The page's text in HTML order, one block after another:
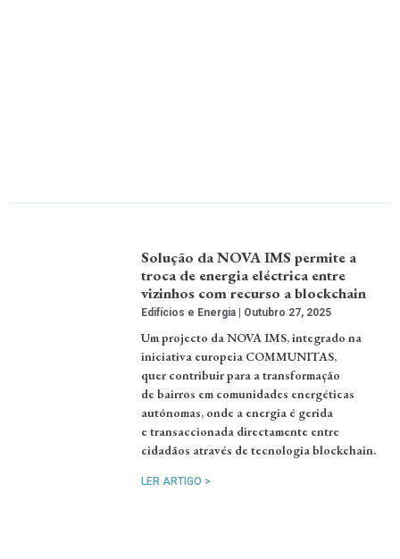
Solução da NOVA IMS permite a
troca de energia eléctrica entre
vizinhos com recurso a blockchain
Edifícios e Energia Outubro 27, 2025
Um projecto da NOVA IMS, integrado na
iniciativa europeia COMMUNITAS,
quer contribuir para a transformação
de bairros em comunidades energéticas
autónomas, onde a energia é gerida
e transaccionada directamente entre
cidadãos através de tecnologia blockchain.
LER ARTIGO >